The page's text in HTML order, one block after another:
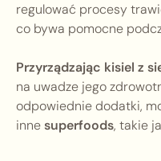
regulować procesy
co bywa pomocne
Przyrządzając kisiel z
na uwadze jego
odpowiednie dodatki,
innesuperfoods, takie